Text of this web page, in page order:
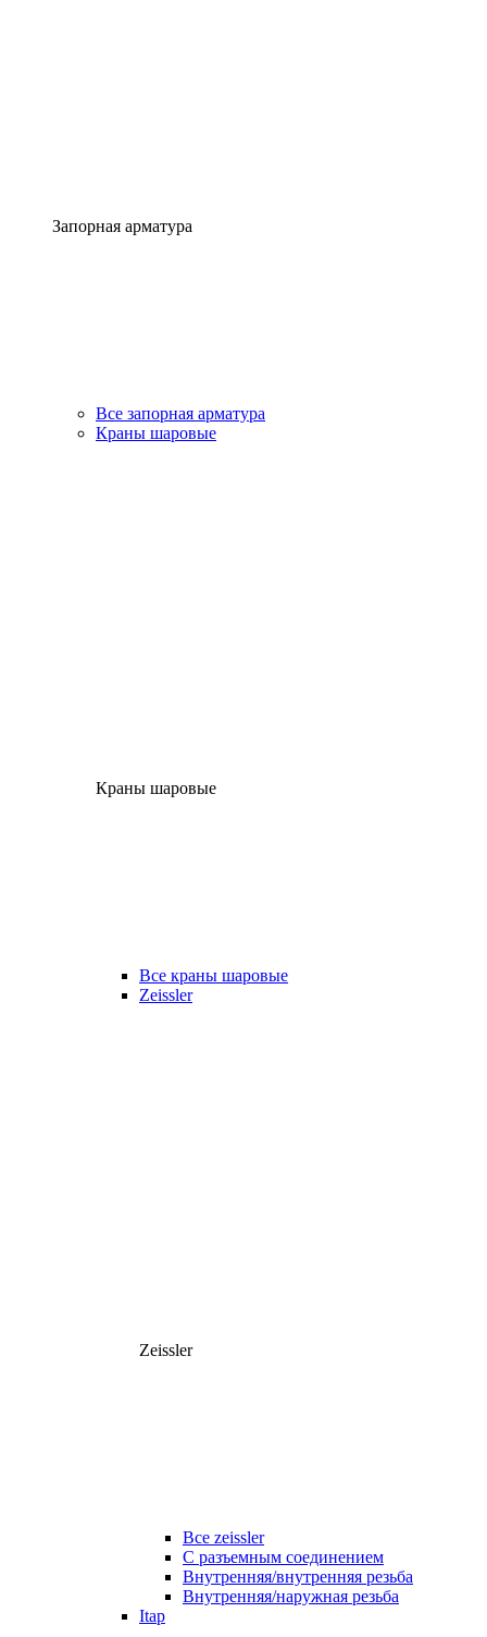
Запорная арматура
Все запорная арматура
Краны шаровые
Краны шаровые
Все краны шаровые
Zeissler
Zeissler
Все zeissler
С разъемным соединением
Внутренняя/внутренняя резьба
Внутренняя/наружная резьба
Itap